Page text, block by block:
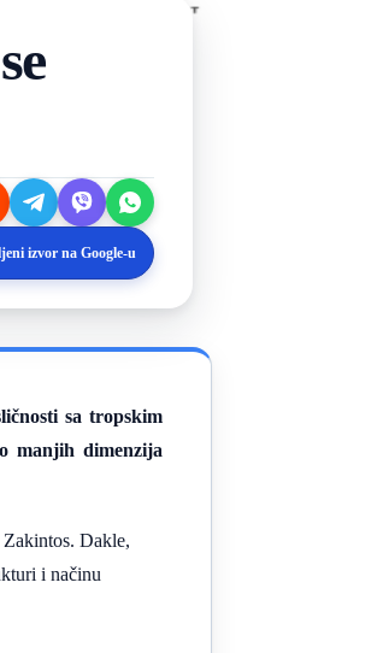
izvor na Google-u
sa tropskim
manjih dimenzija
Dakle,
i načinu